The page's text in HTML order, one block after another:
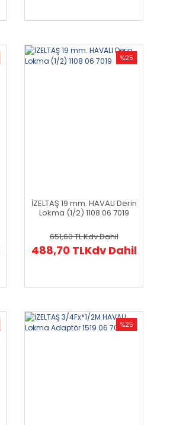
%25
İZELTAŞ 19 mm. HAVALI Derin
Lokma (1/2) 1108 06 7019
651,60 TLKdv Dahil
488,70 TLKdv Dahil
%25